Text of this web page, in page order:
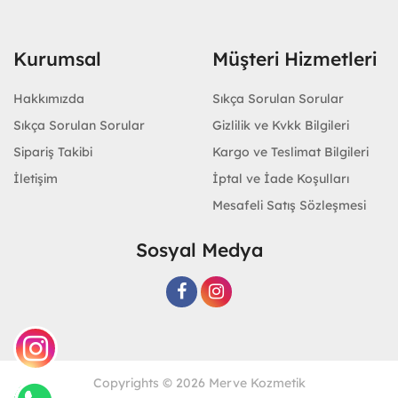
Kurumsal
Hakkımızda
Sıkça Sorulan Sorular
Sipariş Takibi
İletişim
Müşteri Hizmetleri
Sıkça Sorulan Sorular
Gizlilik ve Kvkk Bilgileri
Kargo ve Teslimat Bilgileri
İptal ve İade Koşulları
Mesafeli Satış Sözleşmesi
Sosyal Medya
Copyrights © 2026 Merve Kozmetik